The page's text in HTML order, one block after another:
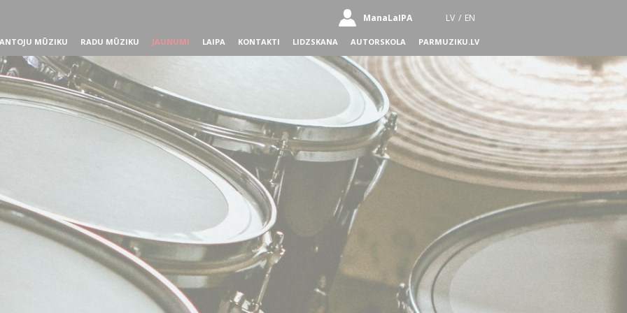
ManaLaIPA LV / EN
MŪZIKU RADU MŪZIKU JAUNUMI LAIPA KONTAKTI LIDZSKANA AUTORSKOLA PARMUZIKU.LV